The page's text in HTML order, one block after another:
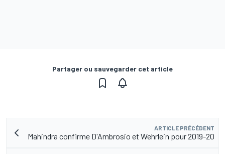
Partager ou sauvegarder cet article
ARTICLE PRÉCÉDENT
Mahindra confirme D'Ambrosio et Wehrlein pour 2019-20